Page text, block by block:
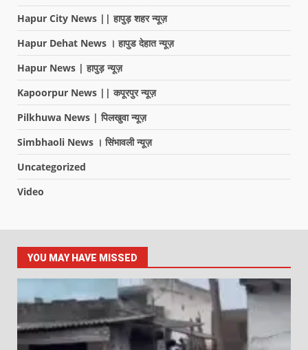
Hapur City News || हापुड़ शहर न्यूज़
Hapur Dehat News । हापुड देहात न्यूज़
Hapur News | हापुड़ न्यूज़
Kapoorpur News || कपूरपुर न्यूज़
Pilkhuwa News | पिलखुवा न्यूज़
Simbhaoli News । सिंभावली न्यूज़
Uncategorized
Video
YOU MAY HAVE MISSED